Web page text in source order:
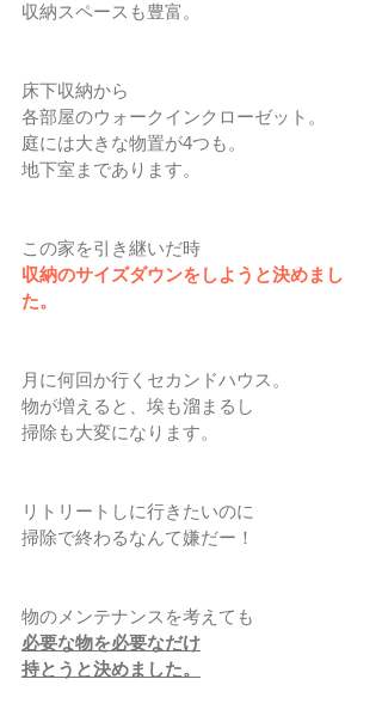
収納スペースも豊富。
床下収納から
各部屋のウォークインクローゼット。
庭には大きな物置が4つも。
地下室まであります。
この家を引き継いだ時
収納のサイズダウンをしようと決めまし
た。
月に何回か行くセカンドハウス。
物が増えると、埃も溜まるし
掃除も大変になります。
リトリートしに行きたいのに
掃除で終わるなんて嫌だー！
物のメンテナンスを考えても
必要な物を必要なだけ
持とうと決めました。